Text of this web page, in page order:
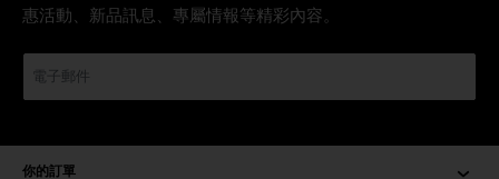
惠活動、新品訊息、專屬情報等精彩內容。
你的訂單